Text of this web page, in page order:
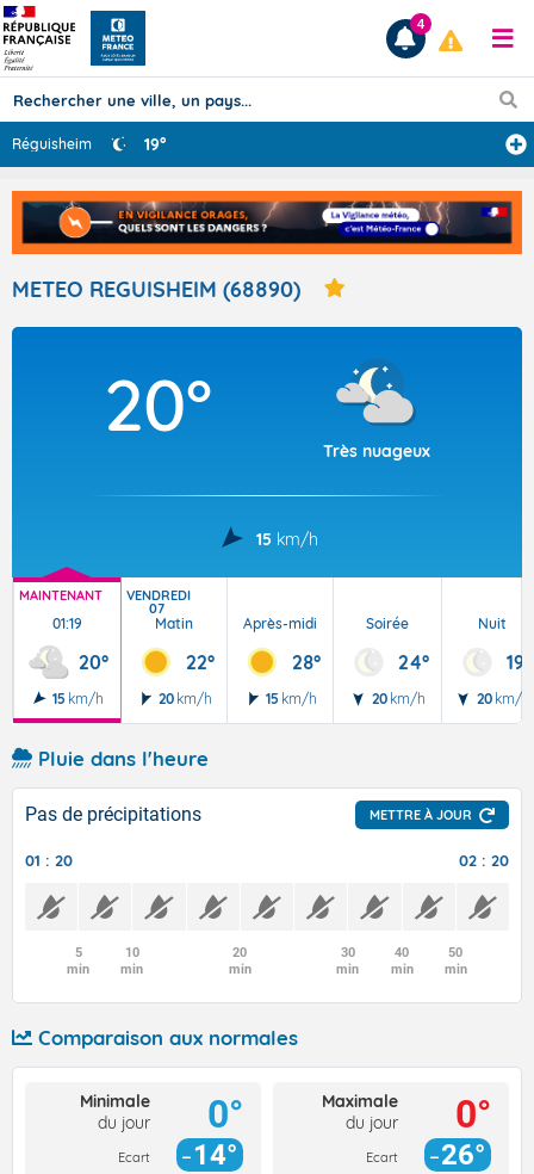
Prévisions
TOUS LES RÉSULTATS
Articles
4
Réguisheim 19°
METEO REGUISHEIM (68890)
20°
Très nuageux
15 km/h
MAINTENANT
01:19
20°
15 km/h
VENDREDI
07
Matin
22°
20 km/h
Après-midi
28°
15 km/h
Soirée
24°
20 km/h
Nuit
19°
20 km/h
Pluie dans l'heure
Pas de précipitations METTRE À JOUR
01 : 20 02 : 20
5
min
10
min
20
min
30
min
40
min
50
min
Comparaison aux normales
Minimale
du jour
Ecart
0°
14°
Maximale
du jour
Ecart
0°
26°